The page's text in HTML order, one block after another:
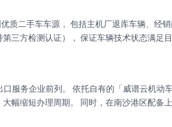
质二手车车源， 包括主机厂退库车辆、经
三方检测认证）， 保证车辆技术状态满足
口服务企业前列。 依托自有的「威谱云机
幅缩短办理周期。 同时，在南沙港区配备